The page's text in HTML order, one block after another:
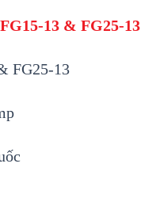
13 & FG25-13
FG25-13